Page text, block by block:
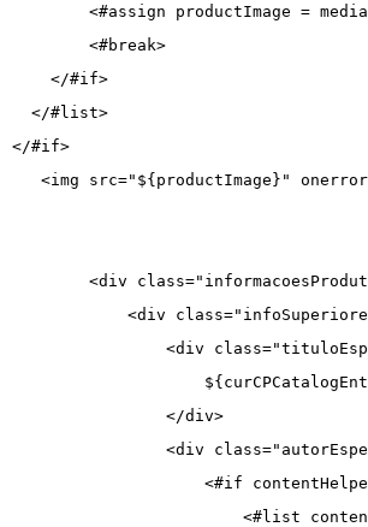
<#assign productImage =
<#break>
</#if>
</#list>
</#if>
<img src="${productImage}"
<div
<div
<div
</div>
<div
<#if
<#list